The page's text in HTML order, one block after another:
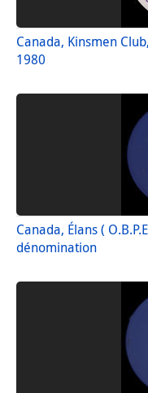
Canada, Kinsmen
1980
Canada, Élans (
dénomination